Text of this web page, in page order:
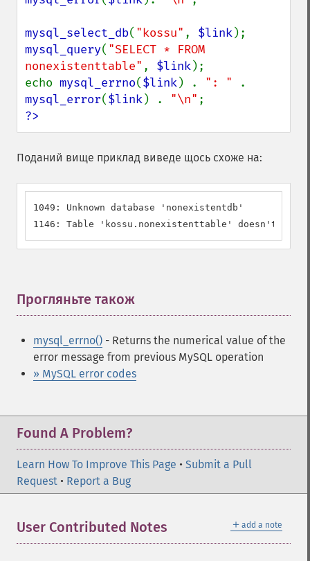
mysql_select_db( "kossu" , $link
mysql_query( "SELECT * FROM
nonexistenttable" , $link);
echo mysql_errno($link) . ": "
mysql_error($link) . "\n"
?>
Поданий вище приклад виведе щось схоже на:
1049: Unknown database 'nonexistentdb'
1146: Table 'kossu.nonexistenttable' doesn't exist
Прогляньте також
mysql_errno() - Returns the numerical value of the
error message from previous MySQL operation
» MySQL error codes
Found A Problem?
Learn How To Improve This Page • Submit a Pull
Request • Report a Bug
＋ add a note
User Contributed Notes